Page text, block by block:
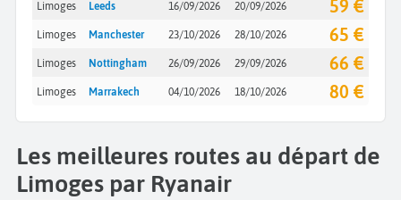
Limoges Leeds 16/09/2026 20/09/2026 59 €
Limoges Manchester 23/10/2026 28/10/2026 65 €
Limoges Nottingham 26/09/2026 29/09/2026 66 €
Limoges Marrakech 04/10/2026 18/10/2026 80 €
Les meilleures routes au départ de
Limoges par Ryanair